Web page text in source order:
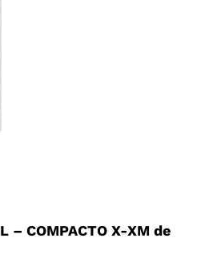
– COMPACTO X-XM de